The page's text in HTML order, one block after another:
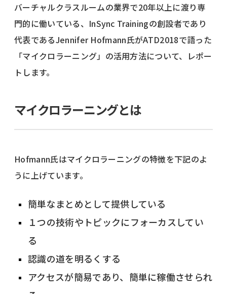
バーチャルクラスルームの業界で20年以上に渡り専
門的に働いている、InSync Trainingの創設者であり
代表であるJennifer Hofmann氏がATD2018で語った
「マイクロラーニング」の活用方法について、レポー
トします。
マイクロラーニングとは
Hofmann氏はマイクロラーニングの特徴を下記のよ
うに上げています。
簡単なまとめとして提供している
１つの技術やトピックにフォーカスしてい
る
認識の道を明るくする
アクセスが簡易であり、簡単に稼働させられ